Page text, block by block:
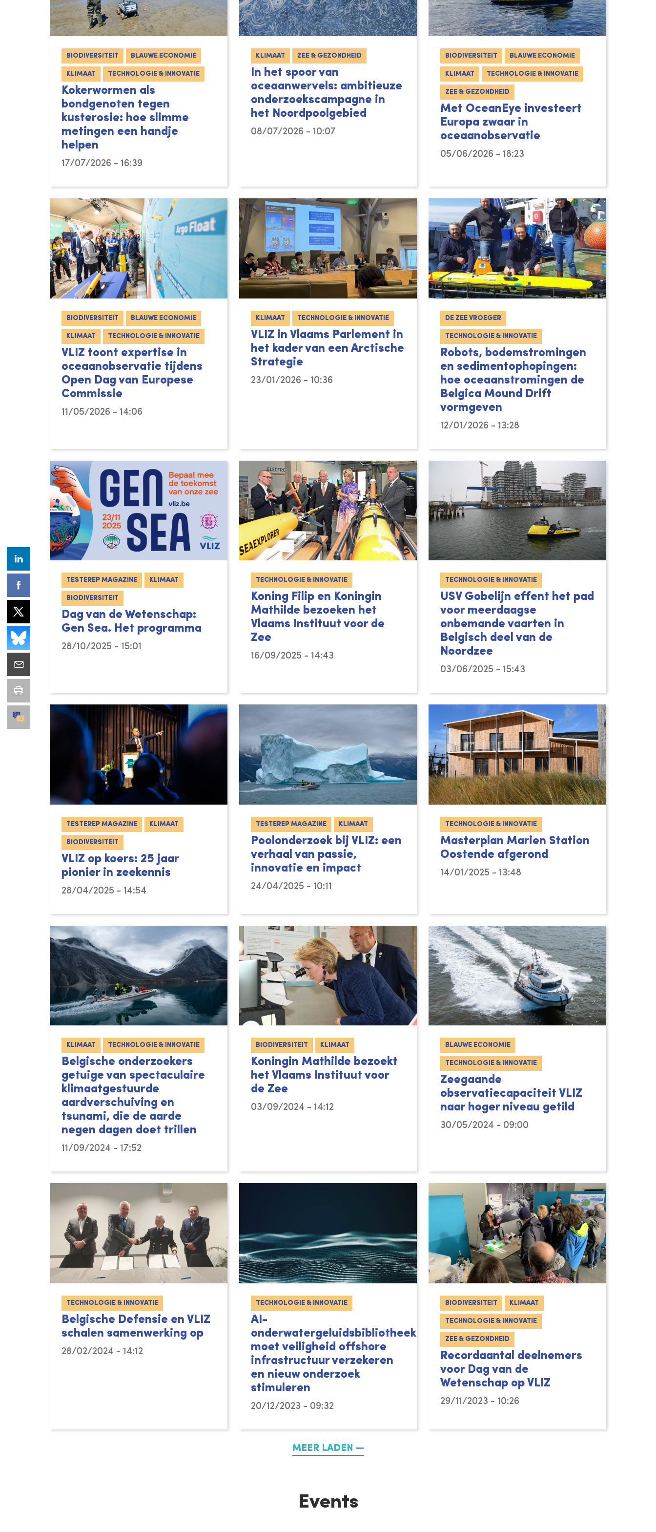
BIODIVERSITEIT BLAUWE ECONOMIE
KLIMAAT TECHNOLOGIE & INNOVATIE
Kokerwormen als
bondgenoten tegen
kusterosie: hoe slimme
metingen een handje
helpen
17/07/2026 - 16:39
KLIMAAT ZEE & GEZONDHEID
In het spoor van
oceaanwervels: ambitieuze
onderzoekscampagne in
het Noordpoolgebied
08/07/2026 - 10:07
BIODIVERSITEIT BLAUWE ECONOMIE
KLIMAAT TECHNOLOGIE & INNOVATIE
ZEE & GEZONDHEID
Met OceanEye investeert
Europa zwaar in
oceaanobservatie
05/06/2026 - 18:23
BIODIVERSITEIT BLAUWE ECONOMIE
KLIMAAT TECHNOLOGIE & INNOVATIE
VLIZ toont expertise in
oceaanobservatie tijdens
Open Dag van Europese
Commissie
11/05/2026 - 14:06
KLIMAAT TECHNOLOGIE & INNOVATIE
VLIZ in Vlaams Parlement in
het kader van een Arctische
Strategie
23/01/2026 - 10:36
DE ZEE VROEGER
TECHNOLOGIE & INNOVATIE
Robots, bodemstromingen
en sedimentophopingen:
hoe oceaanstromingen de
Belgica Mound Drift
vormgeven
12/01/2026 - 13:28
TESTEREP MAGAZINE KLIMAAT
BIODIVERSITEIT
Dag van de Wetenschap:
Gen Sea. Het programma
28/10/2025 - 15:01
TECHNOLOGIE & INNOVATIE
Koning Filip en Koningin
Mathilde bezoeken het
Vlaams Instituut voor de
Zee
16/09/2025 - 14:43
TECHNOLOGIE & INNOVATIE
USV Gobelijn effent het pad
voor meerdaagse
onbemande vaarten in
Belgisch deel van de
Noordzee
03/06/2025 - 15:43
TESTEREP MAGAZINE KLIMAAT
BIODIVERSITEIT
VLIZ op koers: 25 jaar
pionier in zeekennis
28/04/2025 - 14:54
TESTEREP MAGAZINE KLIMAAT
Poolonderzoek bij VLIZ: een
verhaal van passie,
innovatie en impact
24/04/2025 - 10:11
TECHNOLOGIE & INNOVATIE
Masterplan Marien Station
Oostende afgerond
14/01/2025 - 13:48
KLIMAAT TECHNOLOGIE & INNOVATIE
Belgische onderzoekers
getuige van spectaculaire
klimaatgestuurde
aardverschuiving en
tsunami, die de aarde
negen dagen doet trillen
11/09/2024 - 17:52
BIODIVERSITEIT KLIMAAT
Koningin Mathilde bezoekt
het Vlaams Instituut voor
de Zee
03/09/2024 - 14:12
BLAUWE ECONOMIE
TECHNOLOGIE & INNOVATIE
Zeegaande
observatiecapaciteit VLIZ
naar hoger niveau getild
30/05/2024 - 09:00
TECHNOLOGIE & INNOVATIE
Belgische Defensie en VLIZ
schalen samenwerking op
28/02/2024 - 14:12
TECHNOLOGIE & INNOVATIE
AI-
onderwatergeluidsbibliotheek
moet veiligheid offshore
infrastructuur verzekeren
en nieuw onderzoek
stimuleren
20/12/2023 - 09:32
BIODIVERSITEIT KLIMAAT
TECHNOLOGIE & INNOVATIE
ZEE & GEZONDHEID
Recordaantal deelnemers
voor Dag van de
Wetenschap op VLIZ
29/11/2023 - 10:26
MEER LADEN
Events